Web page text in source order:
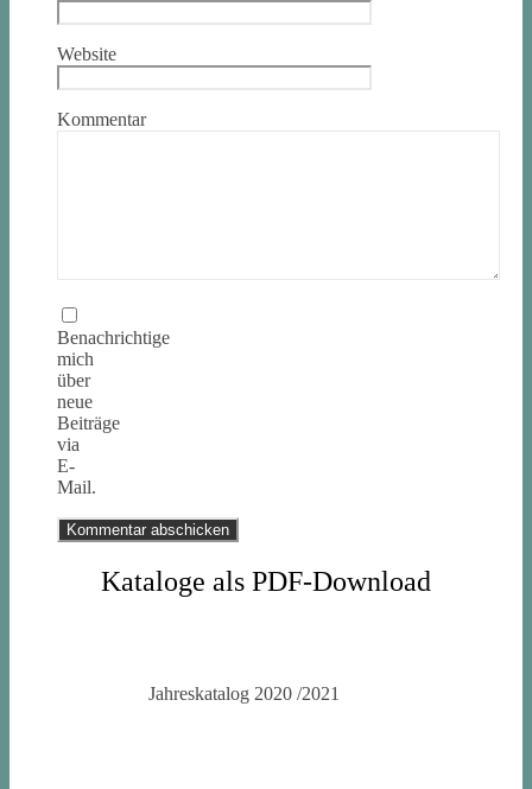
Website
Kommentar
Benachrichtige
mich
über
neue
Beiträge
via
E-
Mail.
Kataloge als PDF-Download
Jahreskatalog 2020 /2021